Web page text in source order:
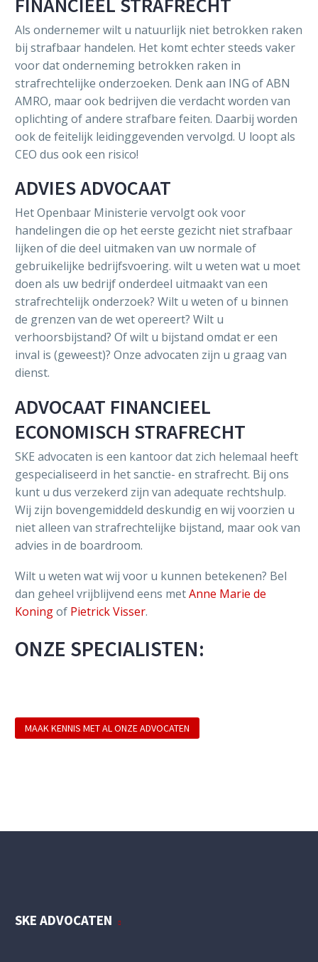
Als ondernemer wilt u natuurlijk niet betrokken raken
bij strafbaar handelen. Het komt echter steeds vaker
voor dat onderneming betrokken raken in
strafrechtelijke onderzoeken. Denk aan ING of ABN
AMRO, maar ook bedrijven die verdacht worden van
oplichting of andere strafbare feiten. Daarbij worden
ook de feitelijk leidinggevenden vervolgd. U loopt als
CEO dus ook een risico!
ADVIES ADVOCAAT
Het Openbaar Ministerie vervolgt ook voor
handelingen die op het eerste gezicht niet strafbaar
lijken of die deel uitmaken van uw normale of
gebruikelijke bedrijfsvoering. wilt u weten wat u moet
doen als uw bedrijf onderdeel uitmaakt van een
strafrechtelijk onderzoek? Wilt u weten of u binnen
de grenzen van de wet opereert? Wilt u
verhoorsbijstand? Of wilt u bijstand omdat er een
inval is (geweest)? Onze advocaten zijn u graag van
dienst.
ADVOCAAT FINANCIEEL
ECONOMISCH STRAFRECHT
SKE advocaten is een kantoor dat zich helemaal heeft
gespecialiseerd in het sanctie- en strafrecht. Bij ons
kunt u dus verzekerd zijn van adequate rechtshulp.
Wij zijn bovengemiddeld deskundig en wij voorzien u
niet alleen van strafrechtelijke bijstand, maar ook van
advies in de boardroom.
Wilt u weten wat wij voor u kunnen betekenen? Bel
dan geheel vrijblijvend eens metAnne Marie de
Koningof Pietrick Visser.
ONZE SPECIALISTEN:
MAAK KENNIS MET AL ONZE ADVOCATEN
SKE ADVOCATEN